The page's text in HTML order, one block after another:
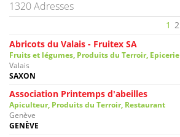
1320 Adresses
1 2
Abricots du Valais - Fruitex SA
Fruits et légumes, Produits du Terroir, Epicerie
Valais
SAXON
Association Printemps d'abeilles
Apiculteur, Produits du Terroir, Restaurant
Genève
GENÈVE